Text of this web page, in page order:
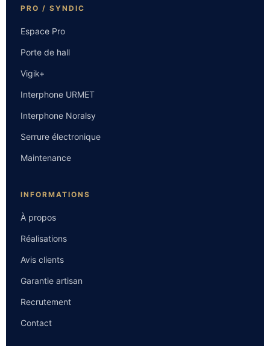
PRO / SYNDIC
Espace Pro
Porte de hall
Vigik+
Interphone URMET
Interphone Noralsy
Serrure électronique
Maintenance
INFORMATIONS
À propos
Réalisations
Avis clients
Garantie artisan
Recrutement
Contact